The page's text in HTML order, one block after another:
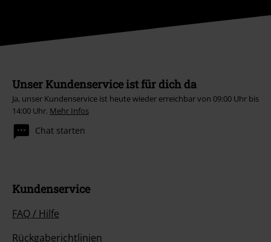
Unser Kundenservice ist für dich da
Ja, unser Kundenservice ist heute wieder erreichbar von 09:00 Uhr bis
14:00 Uhr. Mehr Infos
Chat starten
Kundenservice
FAQ / Hilfe
Rückgaberichtlinien